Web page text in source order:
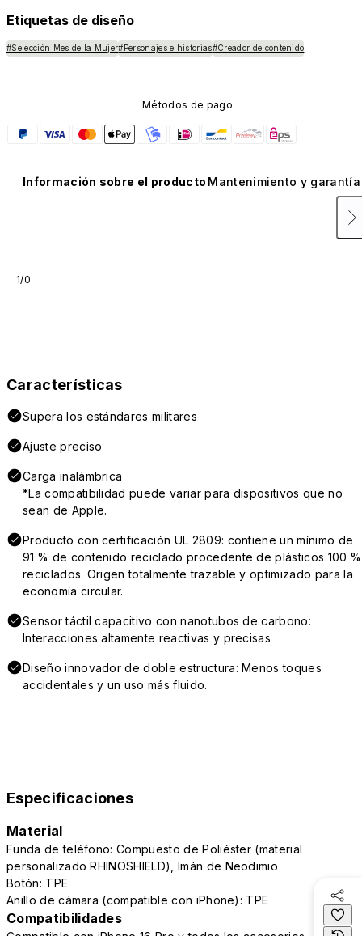
Etiquetas de diseño
#Selección Mes de la Mujer#Personajes e historias#Creador de contenido
Métodos de pago
Información sobre el producto Mantenimiento y garantía
1/0
Características
Supera los estándares militares
Ajuste preciso
Carga inalámbrica
*La compatibilidad puede variar para dispositivos que no
sean de Apple.
Producto con certificación UL 2809: contiene un mínimo de
91 % de contenido reciclado procedente de plásticos 100 %
reciclados. Origen totalmente trazable y optimizado para la
economía circular.
Sensor táctil capacitivo con nanotubos de carbono:
Interacciones altamente reactivas y precisas
Diseño innovador de doble estructura: Menos toques
accidentales y un uso más fluido.
Especificaciones
Material
Funda de teléfono: Compuesto de Poliéster (material
personalizado RHINOSHIELD), Imán de Neodimio
Botón: TPE
Anillo de cámara (compatible con iPhone): TPE
Compatibilidades